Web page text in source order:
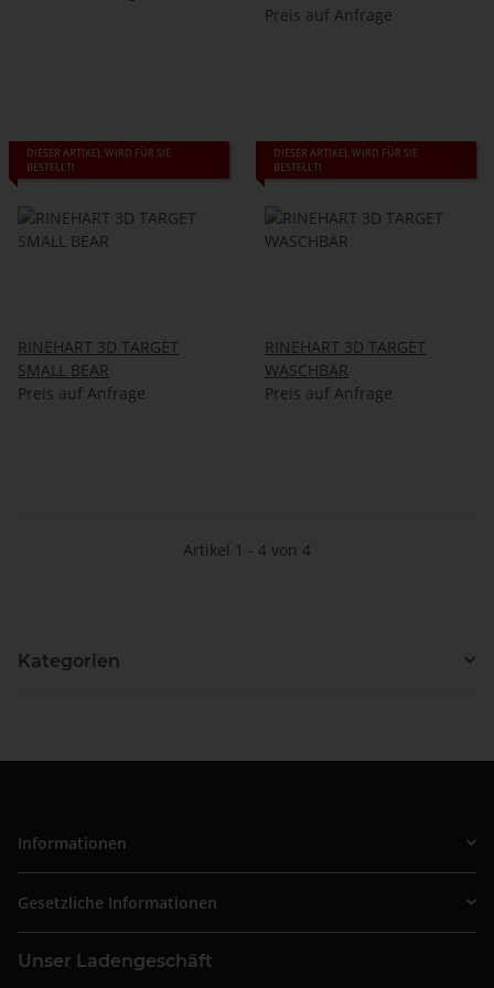
Preis auf Anfrage
DIESER ARTIKEL WIRD FÜR SIE
BESTELLT!
RINEHART 3D TARGET
SMALL BEAR
Preis auf Anfrage
DIESER ARTIKEL WIRD FÜR SIE
BESTELLT!
RINEHART 3D TARGET
WASCHBÄR
Preis auf Anfrage
Artikel 1 - 4 von 4
Kategorien
Informationen
Gesetzliche Informationen
Unser Ladengeschäft